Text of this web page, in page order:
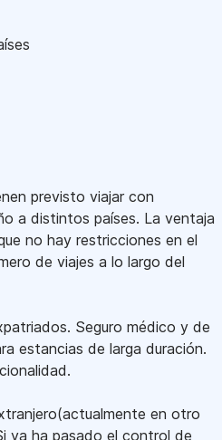
previsto viajar con
a distintos países. La ventaja
no hay restricciones en el
de viajes a lo largo del
Seguro médico y de
estancias de larga duración.
en otro
ya ha pasado el control de